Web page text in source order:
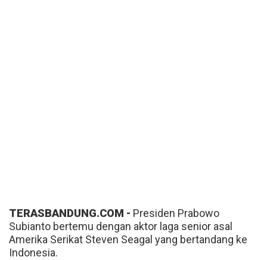
TERASBANDUNG.COM - Presiden Prabowo
Subianto bertemu dengan aktor laga senior asal
Amerika Serikat Steven Seagal yang bertandang ke
Indonesia.